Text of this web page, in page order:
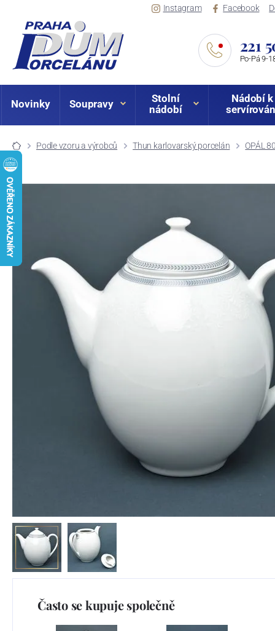
Instagram Facebook
221
Po-Pá 9-
Novinky Soupravy
Stolní
nádobí
Nádobí k
Podle vzoru a výrobců Thun karlovarský porcelán OPÁL
Často se kupuje společně